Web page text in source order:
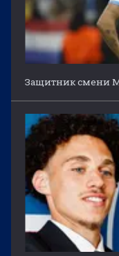
Защитник смени